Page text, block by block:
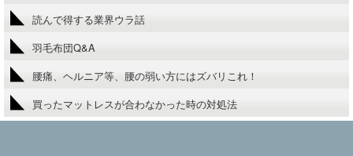
読んで得する業界ウラ話
羽毛布団Q&A
腰痛、ヘルニア等、腰の弱い方にはズバリこれ！
買ったマットレスが合わなかった時の対処法